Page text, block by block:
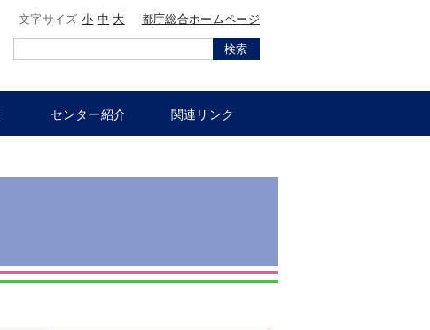
文字サイズ小 中 大 都庁総合ホームページ
検索
センター紹介 関連リンク